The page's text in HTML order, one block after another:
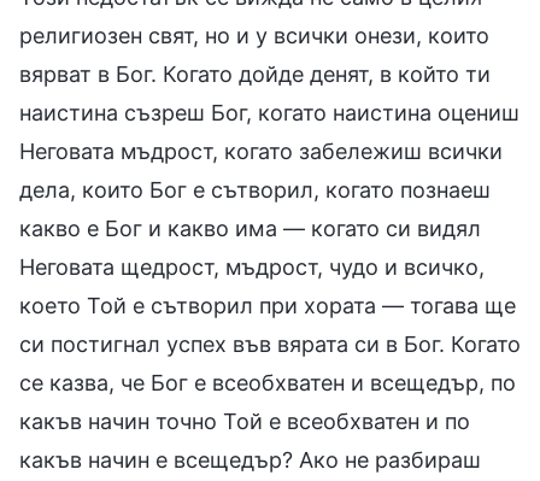
религиозен свят, но и у всички онези, които
вярват в Бог. Когато дойде денят, в който ти
наистина съзреш Бог, когато наистина оцениш
Неговата мъдрост, когато забележиш всички
дела, които Бог е сътворил, когато познаеш
какво е Бог и какво има — когато си видял
Неговата щедрост, мъдрост, чудо и всичко,
което Той е сътворил при хората — тогава ще
си постигнал успех във вярата си в Бог. Когато
се казва, че Бог е всеобхватен и всещедър, по
какъв начин точно Той е всеобхватен и по
какъв начин е всещедър? Ако не разбираш